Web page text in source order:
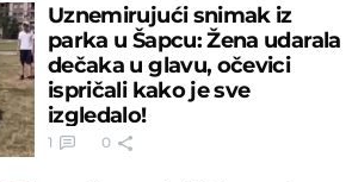
Uznemirujući snimak iz
parka u Šapcu: Žena udarala
dečaka u glavu, očevici
ispričali kako je sve
izgledalo!
1 0